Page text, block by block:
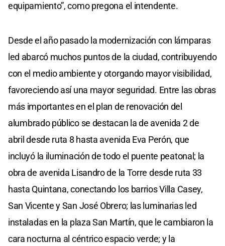
equipamiento”, como pregona el intendente.
Desde el año pasado la modernización con lámparas
led abarcó muchos puntos de la ciudad, contribuyendo
con el medio ambiente y otorgando mayor visibilidad,
favoreciendo así una mayor seguridad. Entre las obras
más importantes en el plan de renovación del
alumbrado público se destacan la de avenida 2 de
abril desde ruta 8 hasta avenida Eva Perón, que
incluyó la iluminación de todo el puente peatonal; la
obra de avenida Lisandro de la Torre desde ruta 33
hasta Quintana, conectando los barrios Villa Casey,
San Vicente y San José Obrero; las luminarias led
instaladas en la plaza San Martín, que le cambiaron la
cara nocturna al céntrico espacio verde; y la